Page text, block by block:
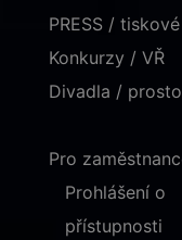
PRESS /
Konkurzy / VŘ
Divadla /
Pro
Prohlášení o
přístupnosti